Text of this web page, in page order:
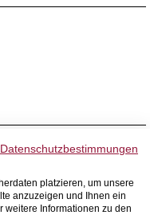
Datenschutzbestimmungen
platzieren, um unsere
anzuzeigen und Ihnen ein
weitere Informationen zu den